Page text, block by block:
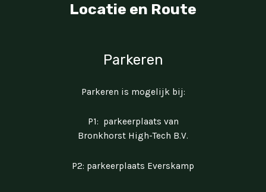
Locatie en Route
Parkeren
Parkeren is mogelijk bij:
P1: parkeerplaats van
Bronkhorst High-Tech B.V.
P2: parkeerplaats Everskamp